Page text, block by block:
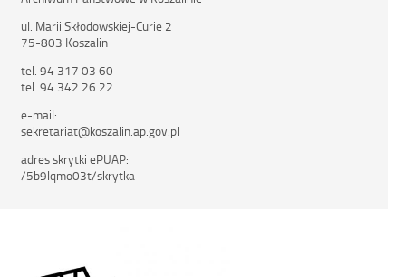
ul. Marii Skłodowskiej-Curie 2
75-803 Koszalin
tel. 94 317 03 60
tel. 94 342 26 22
e-mail:
sekretariat@koszalin.ap.gov.pl
adres skrytki ePUAP:
/5b9lqmo03t/skrytka